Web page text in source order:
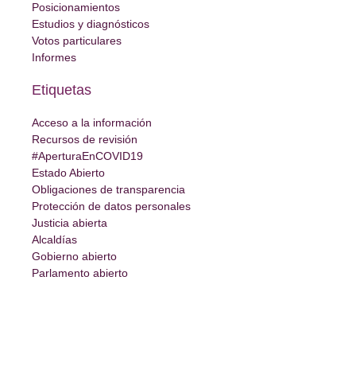
Posicionamientos
Estudios y diagnósticos
Votos particulares
Informes
Etiquetas
Acceso a la información
Recursos de revisión
#AperturaEnCOVID19
Estado Abierto
Obligaciones de transparencia
Protección de datos personales
Justicia abierta
Alcaldías
Gobierno abierto
Parlamento abierto